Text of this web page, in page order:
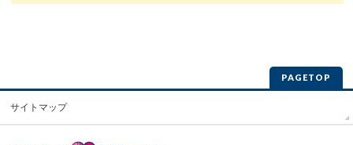
PAGETOP
サイトマップ